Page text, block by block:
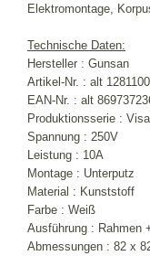
Elektromontage,
Technische Daten:
Hersteller : Gunsan
Artikel-Nr. : alt
EAN-Nr. : alt
Produktionsserie :
Spannung : 250V
Leistung : 10A
Montage : Unterputz
Material : Kunststoff
Farbe : Weiß
Ausführung : Rahmen
Abmessungen : 82 x